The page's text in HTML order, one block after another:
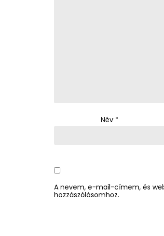
Név *
A nevem, e-mail-címem, és
hozzászólásomhoz.